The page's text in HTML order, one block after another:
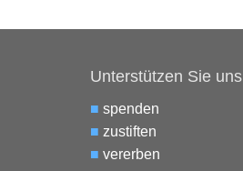
Unterstützen Sie uns
■ spenden
■ zustiften
■ vererben